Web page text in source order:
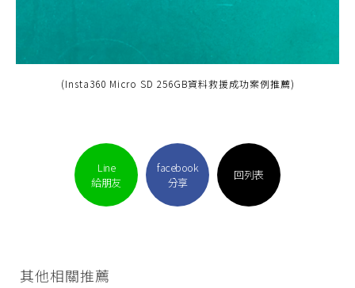
(Insta360 Micro SD 256GB資料救援成功案例推薦)
Line
給朋友
facebook
分享
回列表
其他相關推薦